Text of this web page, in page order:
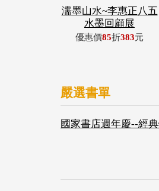
濡墨山水~李惠正八五
水墨回顧展
優惠價85折383元
嚴選書單
國家書店週年慶--經